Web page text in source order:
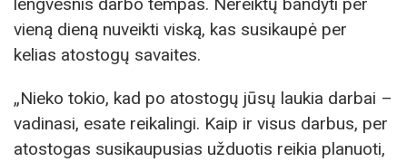
lengvesnis darbo tempas. Nereiktų bandyti per
vieną dieną nuveikti viską, kas susikaupė per
kelias atostogų savaites.
„Nieko tokio, kad po atostogų jūsų laukia darbai –
vadinasi, esate reikalingi. Kaip ir visus darbus, per
atostogas susikaupusias užduotis reikia planuoti,